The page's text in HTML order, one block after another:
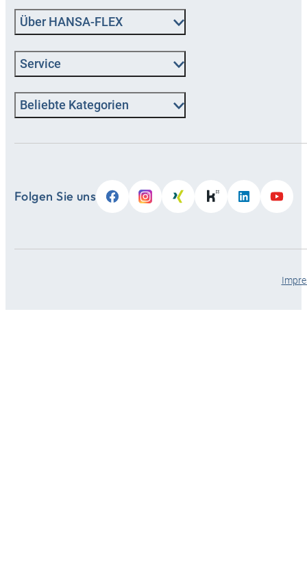
Über HANSA‑FLEX
Service
Beliebte Kategorien
Folgen Sie uns